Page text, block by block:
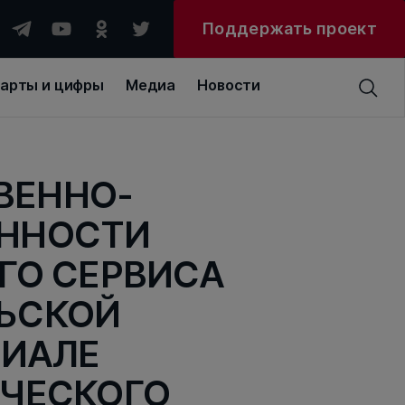
Поддержать проект
и цифры Медиа Новости
СЕРВИСА